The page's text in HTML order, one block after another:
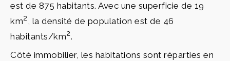
est de 875 habitants. Avec une superficie de 19
km2
, la densité de population est de 46
habitants/km2.
Côté immobilier, les habitations sont réparties en